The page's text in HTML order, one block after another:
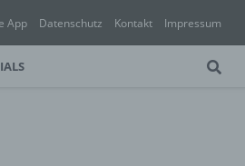
App Datenschutz Kontakt Impressum